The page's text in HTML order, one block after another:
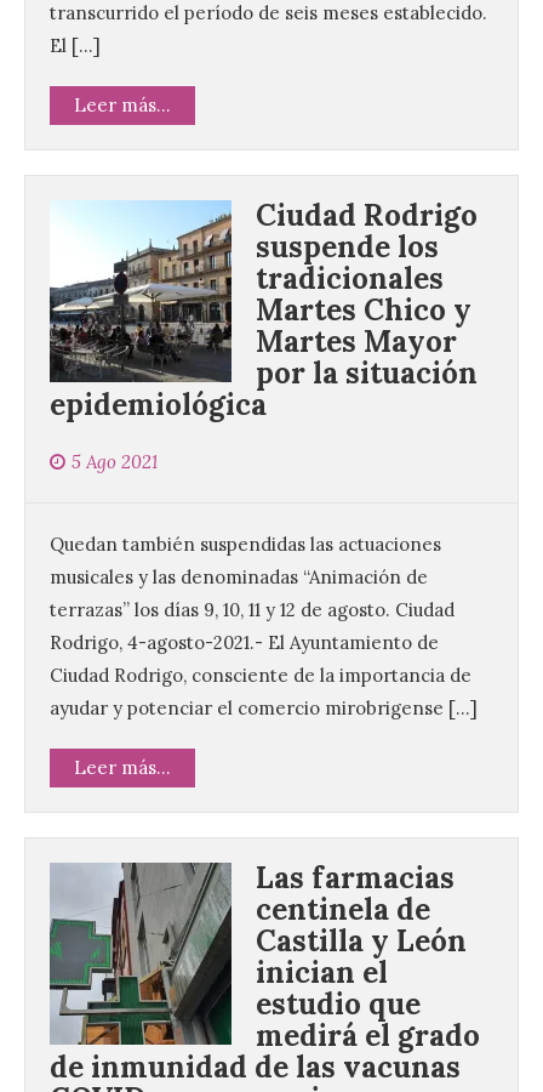
transcurrido el período de seis meses establecido.
El […]
Leer más...
Ciudad Rodrigo
suspende los
tradicionales
Martes Chico y
Martes Mayor
por la situación
epidemiológica
5 Ago 2021
Quedan también suspendidas las actuaciones
musicales y las denominadas “Animación de
terrazas” los días 9, 10, 11 y 12 de agosto. Ciudad
Rodrigo, 4-agosto-2021.- El Ayuntamiento de
Ciudad Rodrigo, consciente de la importancia de
ayudar y potenciar el comercio mirobrigense […]
Leer más...
Las farmacias
centinela de
Castilla y León
inician el
estudio que
medirá el grado
de inmunidad de las vacunas